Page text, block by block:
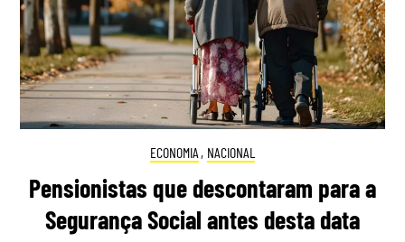
ECONOMIA , NACIONAL
Pensionistas que descontaram para a
Segurança Social antes desta data